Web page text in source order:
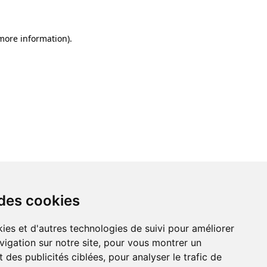
cookies
et d'autres technologies de suivi pour améliorer
sur notre site, pour vous montrer un
des publicités ciblées, pour analyser le trafic de
information).